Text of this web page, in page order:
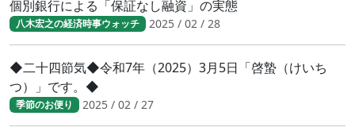
個別銀行による「保証なし融資」の実態
八木宏之の経済時事ウォッチ 2025 / 02 / 28
◆二十四節気◆令和7年（2025）3月5日「啓蟄（けいち
つ）」です。◆
季節のお便り 2025 / 02 / 27